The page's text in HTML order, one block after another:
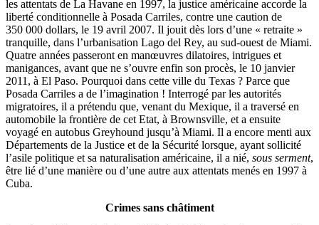
les attentats de La Havane en 1997, la justice américaine accorde la
liberté conditionnelle à Posada Carriles, contre une caution de
350 000 dollars, le 19 avril 2007. Il jouit dès lors d’une « retraite »
tranquille, dans l’urbanisation Lago del Rey, au sud-ouest de Miami.
Quatre années passeront en manœuvres dilatoires, intrigues et
manigances, avant que ne s’ouvre enfin son procès, le 10 janvier
2011, à El Paso. Pourquoi dans cette ville du Texas ? Parce que
Posada Carriles a de l’imagination ! Interrogé par les autorités
migratoires, il a prétendu que, venant du Mexique, il a traversé en
automobile la frontière de cet Etat, à Brownsville, et a ensuite
voyagé en autobus Greyhound jusqu’à Miami. Il a encore menti aux
Départements de la Justice et de la Sécurité lorsque, ayant sollicité
l’asile politique et sa naturalisation américaine, il a nié, sous serment,
être lié d’une manière ou d’une autre aux attentats menés en 1997 à
Cuba.
Crimes sans châtiment